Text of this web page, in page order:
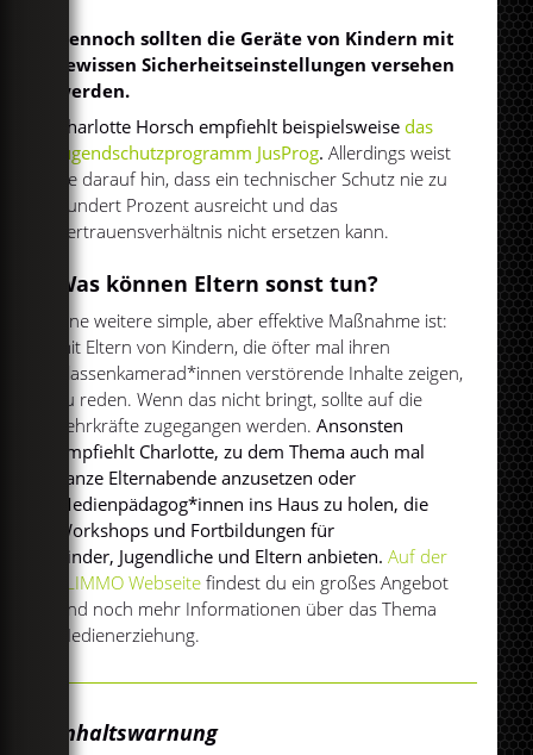
Dennoch sollten die Geräte von Kindern mit
gewissen Sicherheitseinstellungen versehen
werden.
Charlotte Horsch empfiehlt beispielsweisedas
Jugendschutzprogramm JusProg. Allerdings weist
sie darauf hin, dass ein technischer Schutz nie zu
hundert Prozent ausreicht und das
Vertrauensverhältnis nicht ersetzen kann.
Was können Eltern sonst tun?
Eine weitere simple, aber effektive Maßnahme ist:
mit Eltern von Kindern, die öfter mal ihren
Klassenkamerad*innen verstörende Inhalte zeigen,
zu reden. Wenn das nicht bringt, sollte auf die
Lehrkräfte zugegangen werden. Ansonsten
empfiehlt Charlotte, zu dem Thema auch mal
ganze Elternabende anzusetzen oder
Medienpädagog*innen ins Haus zu holen, die
Workshops und Fortbildungen für
Kinder, Jugendliche und Eltern anbieten. Auf der
FLIMMO Webseite findest du ein großes Angebot
und noch mehr Informationen über das Thema
Medienerziehung.
Inhaltswarnung